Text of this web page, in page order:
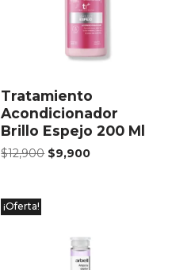
Tratamiento
Acondicionador
Brillo Espejo 200 Ml
$12,900 $9,900
¡Oferta!